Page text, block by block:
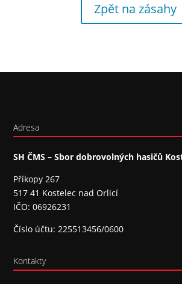
Zpět na zásahy
Adresa
SH ČMS – Sbor dobrovolných hasičů
Příkopy 267
517 41 Kostelec nad Orlicí
IČO: 06926231
Číslo účtu: 225513456/0600
Kontakty